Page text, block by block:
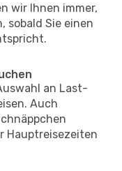
wir Ihnen immer,
sobald Sie einen
an Last-
Auch
Hauptreisezeiten